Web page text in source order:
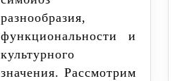
разнообразия,
функциональности и
культурного
значения. Рассмотрим